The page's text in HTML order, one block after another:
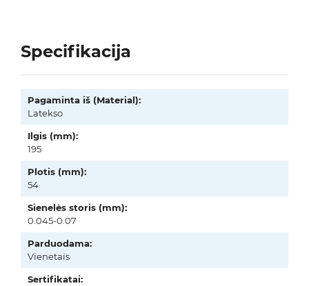
Specifikacija
Pagaminta iš (Material):
Latekso
Ilgis (mm):
195
Plotis (mm):
54
Sienelės storis (mm):
0.045-0.07
Parduodama:
Vienetais
Sertifikatai: